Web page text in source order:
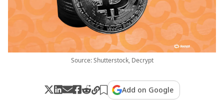
Source: Shutterstock, Decrypt
Add on Google